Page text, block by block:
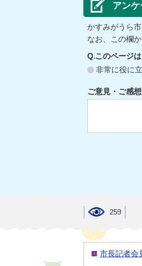
アンケ
かすみがうら
なお、この欄
Q.このページ
非常に役に
ご意見・ご感
259
市長記者会